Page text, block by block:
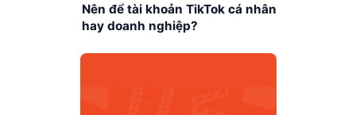
Nên để tài khoản TikTok cá nhân
hay doanh nghiệp?